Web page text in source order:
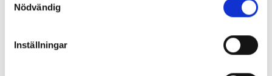
Nödvändig
Inställningar
REPORTAGE